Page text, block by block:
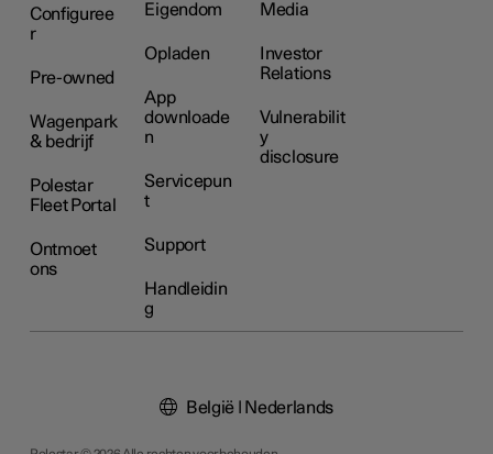
Configuree
r
Pre-owned
Wagenpark
& bedrijf
Polestar
Fleet Portal
Ontmoet
ons
Eigendom
Opladen
App
downloade
n
Servicepun
t
Support
Handleidin
g
Media
Investor
Relations
Vulnerabilit
y
disclosure
België | Nederlands